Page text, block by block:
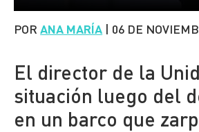
PORANA MARÍA | 06 DE
El director de la
situación luego del
en un barco que